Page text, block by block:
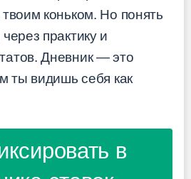
коньком. Но понять
практику и
Дневник — это
ты видишь себя как
в